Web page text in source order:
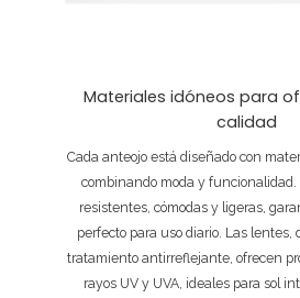
Materiales idóneos para
calidad
Cada anteojo está diseñado con
combinando moda y funcionalidad.
resistentes, cómodas y ligeras,
perfecto para uso diario. Las lentes,
tratamiento antirreflejante, ofrecen
rayos UV y UVA, ideales para sol